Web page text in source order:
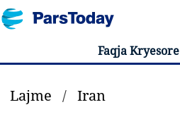
Faqja Kryesore
Lajme / Iran